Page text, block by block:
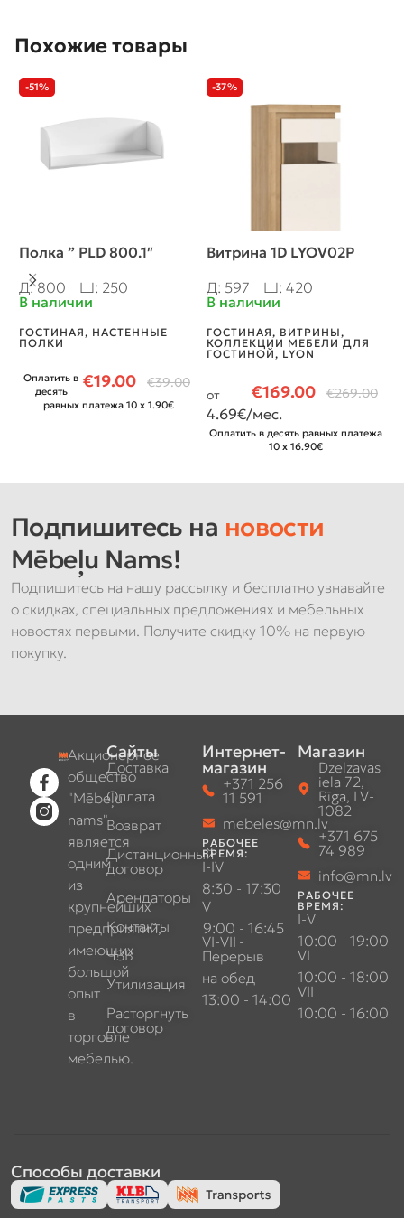
Похожие товары
-51%
Полка ” PLD 800.1″
Д: 800
Ш: 250
В наличии
ГОСТИНАЯ, НАСТЕННЫЕ
ПОЛКИ
€19.00 €39.00
Оплатить в
десять
равных платежа 10 x 1.90€
-37%
Витрина 1D LYOV02P
Д: 597
Ш: 420
В наличии
ГОСТИНАЯ, ВИТРИНЫ,
КОЛЛЕКЦИИ МЕБЕЛИ ДЛЯ
ГОСТИНОЙ, LYON
€169.00 €269.00
от
4.69€/мес.
Оплатить в десять равных платежа
10 x 16.90€
Подпишитесь на новости
Mēbeļu Nams!
Подпишитесь на нашу рассылку и бесплатно узнавайте
о скидках, специальных предложениях и мебельных
новостях первыми. Получите скидку 10% на первую
покупку.
Акционерное
общество
"Mēbeļu
nams"
является
одним
из
крупнейших
предприятий,
имеющих
большой
опыт
в
торговле
мебелью.
Сайты
Доставка
Оплата
Возврат
Дистанционный
договор
Арендаторы
Контакты
ЧЗВ
Утилизация
Расторгнуть
договор
Интернет-
магазин
+371 256
11 591
mebeles@mn.lv
РАБОЧЕЕ
ВРЕМЯ:
I-IV
8:30 - 17:30
V
9:00 - 16:45
VI-VII -
Перерыв
на обед
13:00 - 14:00
Магазин
Dzelzavas
iela 72,
Rīga, LV-
1082
+371 675
74 989
info@mn.lv
РАБОЧЕЕ
ВРЕМЯ:
I-V
10:00 - 19:00
VI
10:00 - 18:00
VII
10:00 - 16:00
Способы доставки